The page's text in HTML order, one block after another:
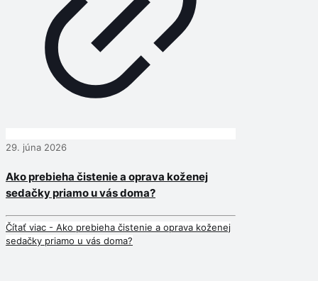
29. júna 2026
Ako prebieha čistenie a oprava koženej
sedačky priamo u vás doma?
Čítať viac - Ako prebieha čistenie a oprava koženej
sedačky priamo u vás doma?